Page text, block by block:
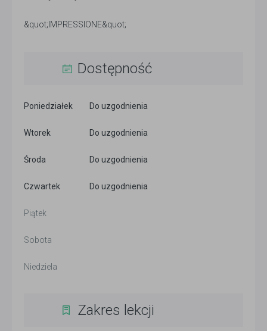
&quot;IMPRESSIONE&quot;
Dostępność
Poniedziałek Do uzgodnienia
Wtorek Do uzgodnienia
Środa Do uzgodnienia
Czwartek Do uzgodnienia
Piątek
Sobota
Niedziela
Zakres lekcji